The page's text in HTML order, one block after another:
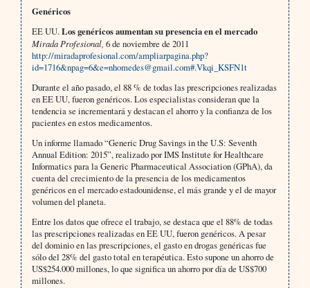
Genéricos
EE UU.Los genéricos aumentan su presencia en el mercado
Mirada Profesional, 6 de noviembre de 2011
http://miradaprofesional.com/ampliarpagina.php?
id=1716&npag=6&e=nhomedes@gmail.com#.Vkqi_KSFN1t
Durante el año pasado, el 88 % de todas las prescripciones realizadas
en EE UU, fueron genéricos. Los especialistas consideran que la
tendencia se incrementará y destacan el ahorro y la confianza de los
pacientes en estos medicamentos.
Un informe llamado “Generic Drug Savings in the U.S: Seventh
Annual Edition: 2015”, realizado por IMS Institute for Healthcare
Informatics para la Generic Pharmaceutical Association (GPhA), da
cuenta del crecimiento de la presencia de los medicamentos
genéricos en el mercado estadounidense, el más grande y el de mayor
volumen del planeta.
Entre los datos que ofrece el trabajo, se destaca que el 88% de todas
las prescripciones realizadas en EE UU, fueron genéricos. A pesar
del dominio en las prescripciones, el gasto en drogas genéricas fue
sólo del 28% del gasto total en terapéutica. Esto supone un ahorro de
US$254.000 millones, lo que significa un ahorro por día de US$700
millones.